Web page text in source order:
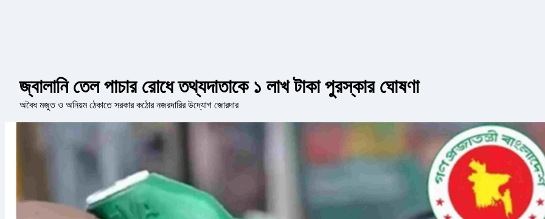
জ্বালানি তেল পাচার রোধে তথ্যদাতাকে ১ লাখ টাকা পুরস্কার ঘোষণা
অবৈধ মজুত ও অনিয়ম ঠেকাতে সরকার কঠোর নজরদারির উদ্যোগ জোরদার